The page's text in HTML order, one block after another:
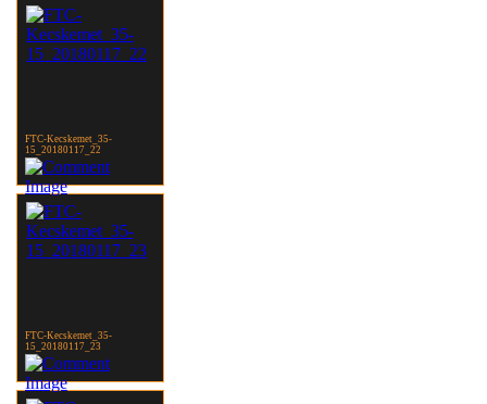
FTC-Kecskemet_35-
15_20180117_22
FTC-Kecskemet_35-
15_20180117_23